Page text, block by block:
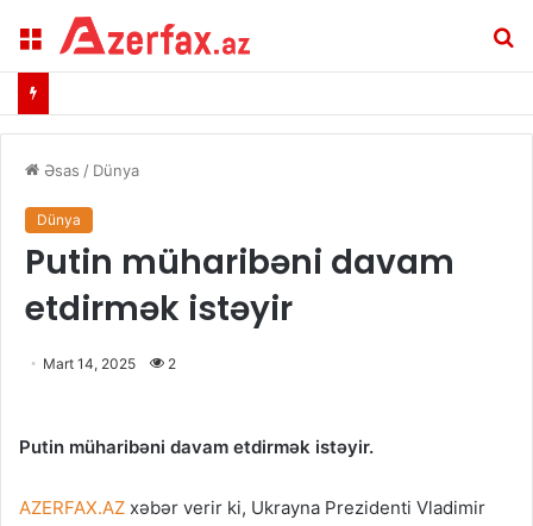
Menu
Əsas / Dünya
Dünya
​Putin müharibəni davam
etdirmək istəyir
Mart 14, 2025 2
Putin müharibəni davam etdirmək istəyir.
AZERFAX.AZ xəbər verir ki, Ukrayna Prezidenti Vladimir